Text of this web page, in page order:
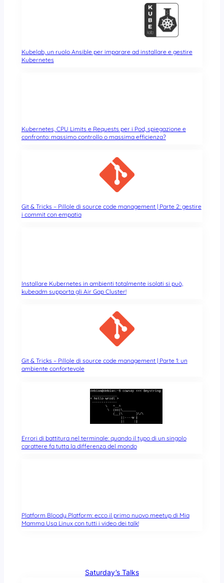
Kubelab, un ruolo Ansible per imparare ad installare e gestire
Kubernetes
Kubernetes, CPU Limits e Requests per i Pod, spiegazione e
confronto: massimo controllo o massima efficienza?
Git & Tricks – Pillole di source code management | Parte 2: gestire
i commit con empatia
Installare Kubernetes in ambienti totalmente isolati si può,
kubeadm supporta gli Air Gap Cluster!
Git & Tricks – Pillole di source code management | Parte 1: un
ambiente confortevole
Errori di battitura nel terminale: quando il typo di un singolo
carattere fa tutta la differenza del mondo
Platform Bloody Platform: ecco il primo nuovo meetup di Mia
Mamma Usa Linux con tutti i video dei talk!
Saturday’s Talks